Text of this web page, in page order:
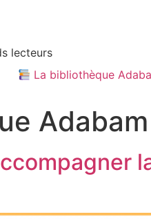
lecteurs
La bibliothèque
Adabam